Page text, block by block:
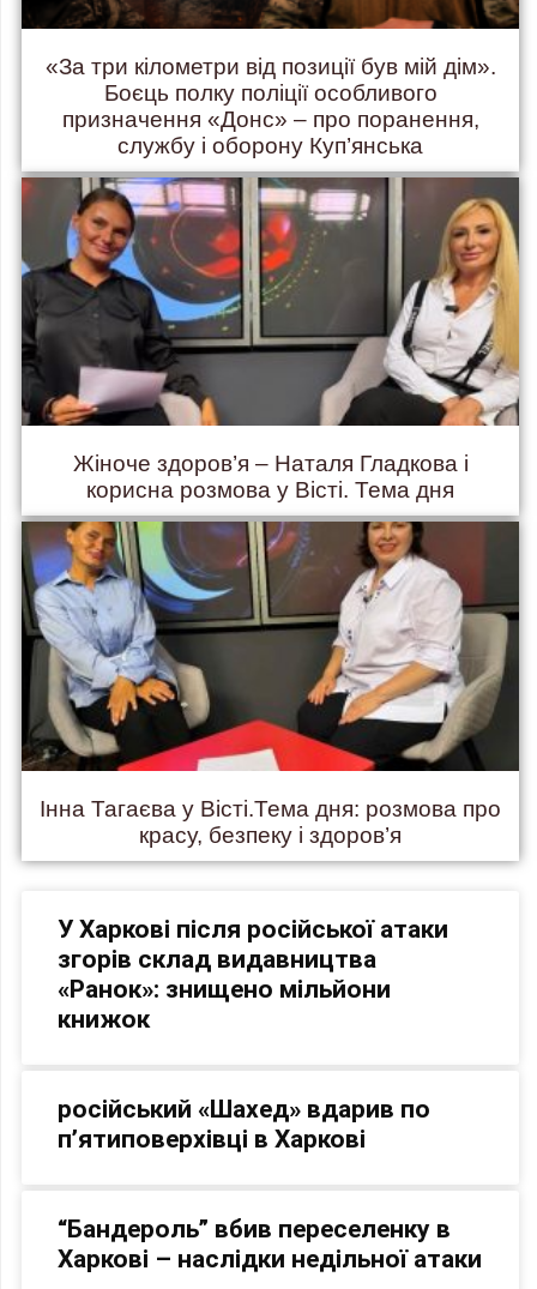
«За три кілометри від позиції був мій дім».
Боєць полку поліції особливого
призначення «Донс» – про поранення,
службу і оборону Куп’янська
Жіноче здоров’я – Наталя Гладкова і
корисна розмова у Вісті. Тема дня
Інна Тагаєва у Вісті.Тема дня: розмова про
красу, безпеку і здоров’я
У Харкові після російської атаки
згорів склад видавництва
«Ранок»: знищено мільйони
книжок
російський «Шахед» вдарив по
п’ятиповерхівці в Харкові
“Бандероль” вбив переселенку в
Харкові – наслідки недільної атаки